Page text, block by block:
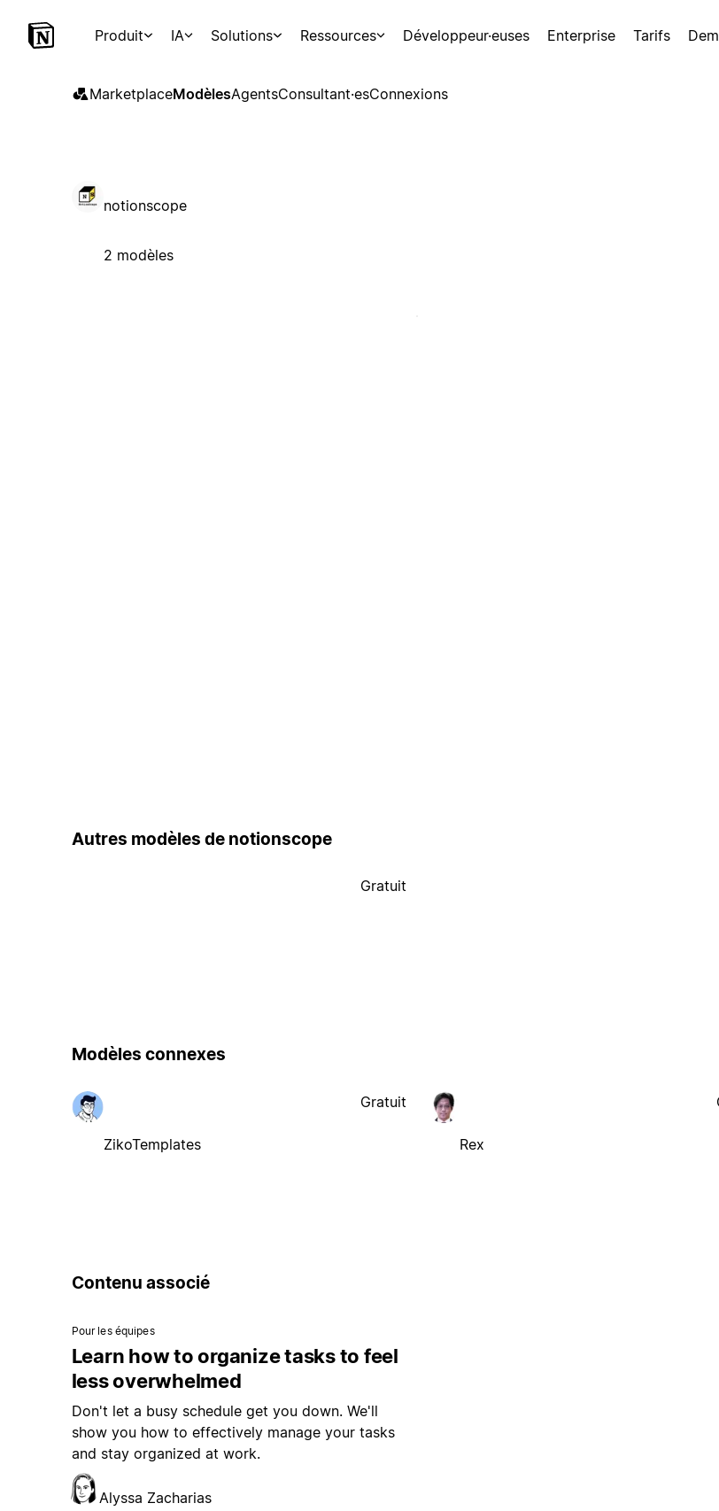
Produit IA Solutions Ressources Développeur·euses Enterprise Tarifs
MarketplaceModèlesAgentsConsultant·esConnexions
notionscope
2 modèles
Autres modèles de notionscope
Gratuit
Modèles connexes
ZikoTemplates
Gratuit
Rex
Contenu associé
Pour les équipes
Learn how to organize tasks to feel
less overwhelmed
Don't let a busy schedule get you down. We'll
show you how to effectively manage your tasks
and stay organized at work.
Alyssa Zacharias